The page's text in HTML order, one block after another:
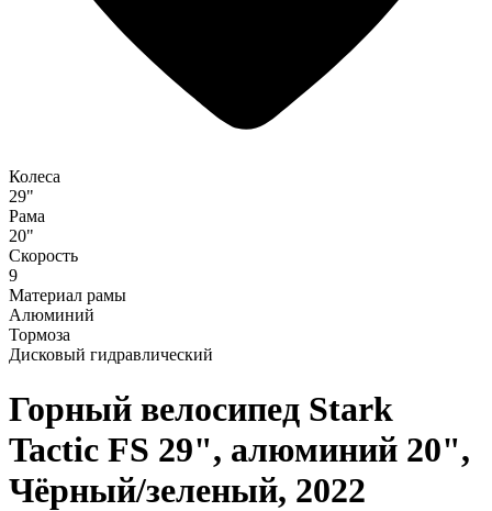
Колеса
29"
Рама
20"
Скорость
9
Материал рамы
Алюминий
Тормоза
Дисковый гидравлический
Горный велосипед Stark
Tactic FS 29", алюминий 20",
Чёрный/зеленый, 2022